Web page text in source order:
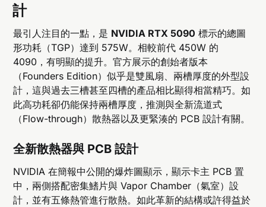
計
最引人注目的一點，是 NVIDIA RTX 5090 標示的總圖
形功耗（TGP）達到 575W。相較前代 450W 的
4090，有明顯的提升。官方展示的創始者版本
（Founders Edition）似乎是雙風扇、兩槽厚度的外型設
計，這與過去三槽甚至四槽的產品相比顯得相當精巧。如
此高功耗卻仍能保持兩槽厚度，推測與全新流道式
（Flow-through）散熱器以及更緊湊的 PCB 設計有關。
全新散熱器與 PCB 設計
NVIDIA 在簡報中公開的爆炸圖顯示，顯示卡主 PCB 置
中，兩側搭配密集鰭片與 Vapor Chamber（氣室）設
計，並有五條熱管進行散熱。如此革新的結構或許得益於